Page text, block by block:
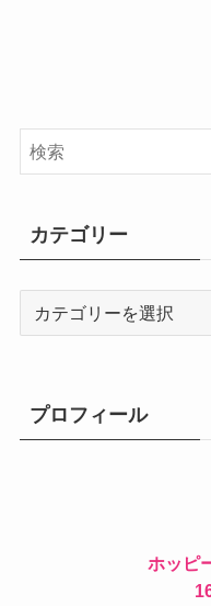
カテゴリー
ープロフィール
ホッピ